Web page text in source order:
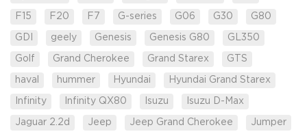
F15 F20 F7 G-series G06 G30 G80
GDI geely Genesis Genesis G80 GL350
Golf Grand Cherokee Grand Starex GTS
haval hummer Hyundai Hyundai Grand Starex
Infinity Infinity QX80 Isuzu Isuzu D-Max
Jaguar 2.2d Jeep Jeep Grand Cherokee Jumper